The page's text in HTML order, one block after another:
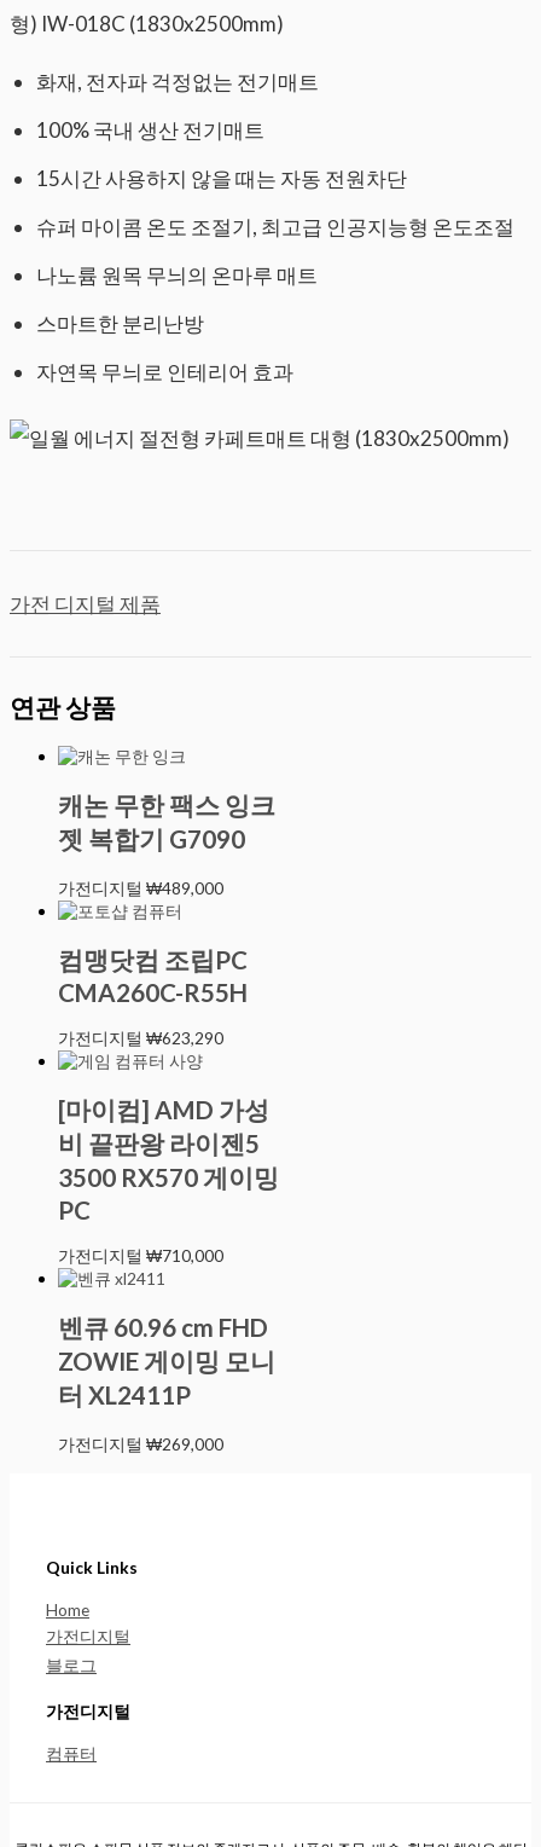
형) IW-018C (1830x2500mm)
화재, 전자파 걱정없는 전기매트
100% 국내 생산 전기매트
15시간 사용하지 않을 때는 자동 전원차단
슈퍼 마이콤 온도 조절기, 최고급 인공지능형 온도조절
나노륨 원목 무늬의 온마루 매트
스마트한 분리난방
자연목 무늬로 인테리어 효과
가전 디지털 제품
연관 상품
캐논 무한 팩스 잉크
젯 복합기 G7090
가전디지털 ₩489,000
컴맹닷컴 조립PC
CMA260C-R55H
가전디지털 ₩623,290
[마이컴] AMD 가성
비 끝판왕 라이젠5
3500 RX570 게이밍
PC
가전디지털 ₩710,000
벤큐 60.96 cm FHD
ZOWIE 게이밍 모니
터 XL2411P
가전디지털 ₩269,000
Quick Links
Home
가전디지털
블로그
가전디지털
컴퓨터